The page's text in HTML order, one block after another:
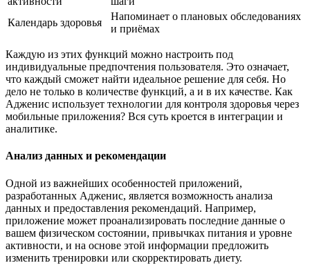
Календарь здоровья
Напоминает о плановых обследованиях
и приёмах
Каждую из этих функций можно настроить под
индивидуальные предпочтения пользователя. Это означает,
что каждый сможет найти идеальное решение для себя. Но
дело не только в количестве функций, а и в их качестве. Как
Адженис использует технологии для контроля здоровья через
мобильные приложения? Вся суть кроется в интеграции и
аналитике.
Анализ данных и рекомендации
Одной из важнейших особенностей приложений,
разработанных Адженис, является возможность анализа
данных и предоставления рекомендаций. Например,
приложение может проанализировать последние данные о
вашем физическом состоянии, привычках питания и уровне
активности, и на основе этой информации предложить
изменить тренировки или скорректировать диету.